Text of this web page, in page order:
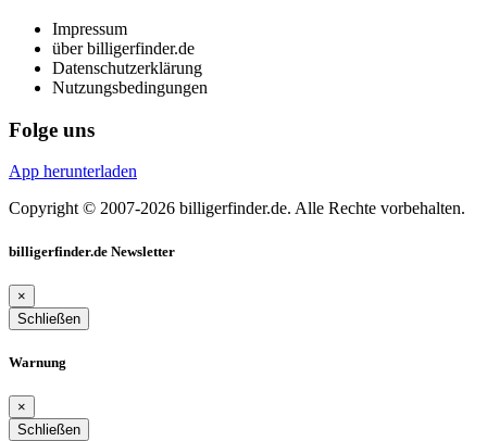
Impressum
über billigerfinder.de
Datenschutzerklärung
Nutzungsbedingungen
Folge uns
App herunterladen
Copyright © 2007-2026 billigerfinder.de. Alle Rechte vorbehalten.
billigerfinder.de Newsletter
×
Schließen
Warnung
×
Schließen